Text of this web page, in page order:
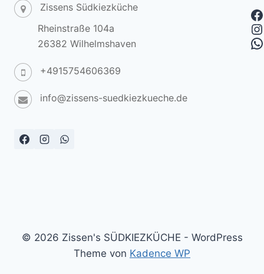
Zissens Südkiezküche
Rheinstraße 104a
26382 Wilhelmshaven
+4915754606369
info@zissens-suedkiezkueche.de
© 2026 Zissen's SÜDKIEZKÜCHE - WordPress
Theme von Kadence WP